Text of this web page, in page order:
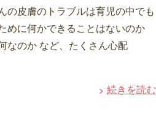
の皮膚のトラブルは育児の中でも
めに何かできることはないのか
なのか など、たくさん心配
続きを読む